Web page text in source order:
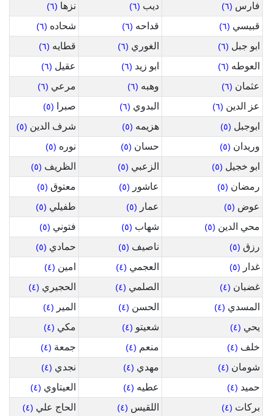
فارس (٦) ديب (٦) نزها (٦)
قبيسي (٦) قداحه (٦) شحاده (٦)
ابو جبل (٦) الغوري (٦) قطايه (٦)
العوطه (٦) ابو زيد (٦) عقيل (٦)
عثمان (٦) وهبه (٦) مرعي (٦)
عز الدين (٦) البدوي (٦) صبرا (٥)
ابوجبل (٥) هزيمه (٥) شرف الدين (٥)
وريدان (٥) حسان (٥) نوره (٥)
ابو خجيل (٥) الزعبي (٥) الظريف (٥)
رمضان (٥) عاشور (٥) معتوق (٥)
عوض (٥) عمار (٥) طفيلي (٥)
محي الدين (٥) شهاب (٥) فتوني (٥)
رزق (٥) ناصيف (٥) حمادي (٥)
غدار (٥) العجمي (٤) امين (٤)
غضبان (٤) الصلمي (٤) الحجيري (٤)
المسدي (٤) الحسن (٤) المير (٤)
يحي (٤) شعيتو (٤) مكي (٤)
خلف (٤) منعم (٤) جمعة (٤)
شومان (٤) مهدي (٤) نجدي (٤)
حميد (٤) عطيه (٤) العيتاوي (٤)
بركات (٤) اللقيس (٤) الحاج علي (٤)